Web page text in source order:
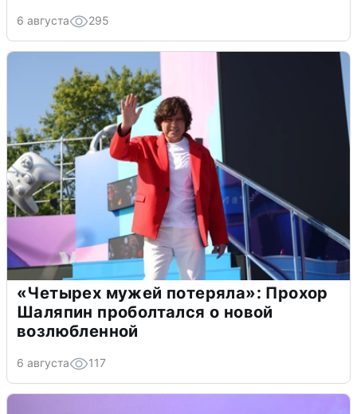
6 августа 295
«Четырех мужей потеряла»: Прохор
Шаляпин проболтался о новой
возлюбленной
6 августа 117